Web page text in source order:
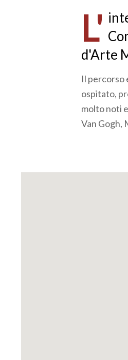
L'
d'Arte
Il percorso
ospitato,
molto noti
Van Gogh,